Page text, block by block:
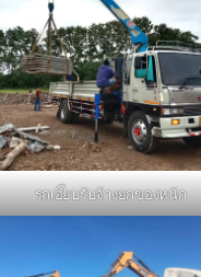
รถเฮี๊ยบรับจ้างยกของหนัก